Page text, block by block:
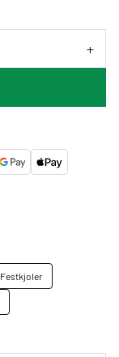
Festkjoler